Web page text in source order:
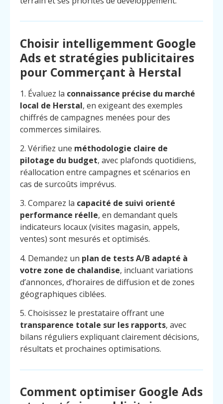
Choisir intelligemment Google
Ads et stratégies publicitaires
pour Commerçant à Herstal
1. Évaluez la connaissance précise du marché
local de Herstal, en exigeant des exemples
chiffrés de campagnes menées pour des
commerces similaires.
2. Vérifiez une méthodologie claire de
pilotage du budget, avec plafonds quotidiens,
réallocation entre campagnes et scénarios en
cas de surcoûts imprévus.
3. Comparez la capacité de suivi orienté
performance réelle, en demandant quels
indicateurs locaux (visites magasin, appels,
ventes) sont mesurés et optimisés.
4. Demandez un plan de tests A/B adapté à
votre zone de chalandise, incluant variations
d’annonces, d’horaires de diffusion et de zones
géographiques ciblées.
5. Choisissez le prestataire offrant une
transparence totale sur les rapports, avec
bilans réguliers expliquant clairement décisions,
résultats et prochaines optimisations.
Comment optimiser Google Ads